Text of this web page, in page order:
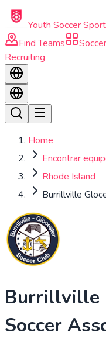
Skip to main content
Youth Soccer
Find Teams
Recruiting
Home
Encontrar
Rhode Island
Burrillville
Burrillville
Soccer